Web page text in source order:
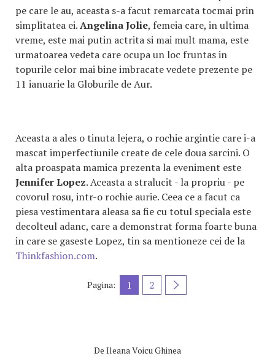
pe care le au, aceasta s-a facut remarcata tocmai prin
simplitatea ei.Angelina Jolie, femeia care, in ultima
vreme, este mai putin actrita si mai mult mama, este
urmatoarea vedeta care ocupa un loc fruntas in
topurile celor mai bine imbracate vedete prezente pe
11 ianuarie la Globurile de Aur.
Aceasta a ales o tinuta lejera, o rochie argintie care i-a
mascat imperfectiunile create de cele doua sarcini. O
alta proaspata mamica prezenta la eveniment este
Jennifer Lopez. Aceasta a stralucit - la propriu - pe
covorul rosu, intr-o rochie aurie. Ceea ce a facut ca
piesa vestimentara aleasa sa fie cu totul speciala este
decolteul adanc, care a demonstrat forma foarte buna
in care se gaseste Lopez, tin sa mentioneze cei de la
Thinkfashion.com.
Pagina: 1 2
De Ileana Voicu Ghinea